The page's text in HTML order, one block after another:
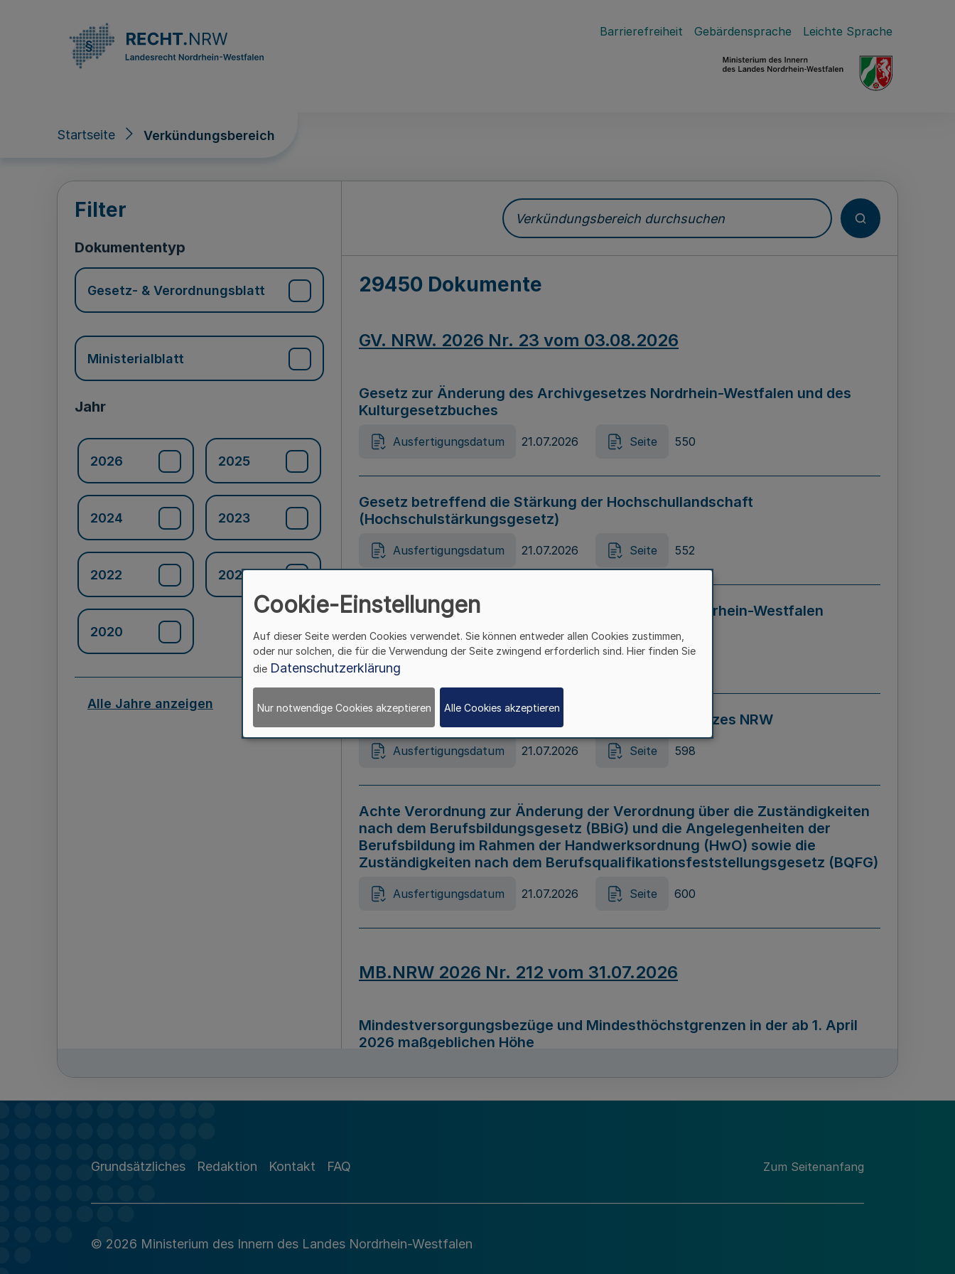
Barrierefreiheit Gebärdensprache Leichte Sprache
Startseite Verkündungsbereich
Verkündungsbereich
Filter
Dokumententyp
Gesetz- & Verordnungsblatt
Ministerialblatt
Jahr
2026 2025
2024 2023
2022 2021
2020
Alle Jahre anzeigen
Verkündungsbereich durchsuchen
29450 Dokumente
GV. NRW. 2026 Nr. 23 vom 03.08.2026
Gesetz zur Änderung des Archivgesetzes Nordrhein-Westfalen und des
Kulturgesetzbuches
Ausfertigungsdatum 21.07.2026 Seite 550
Gesetz betreffend die Stärkung der Hochschullandschaft
(Hochschulstärkungsgesetz)
Ausfertigungsdatum 21.07.2026 Seite 552
Gesetz zur Vermeidung von Diskriminierung in Nordrhein-Westfalen
(Landesantidiskriminierungsgesetz – LADG NRW)
Ausfertigungsdatum 21.07.2026 Seite 595
Gesetz zur Änderung des Online-Casinospiel Gesetzes NRW
Ausfertigungsdatum 21.07.2026 Seite 598
Achte Verordnung zur Änderung der Verordnung über die Zuständigkeiten
nach dem Berufsbildungsgesetz (BBiG) und die Angelegenheiten der
Berufsbildung im Rahmen der Handwerksordnung (HwO) sowie die
Zuständigkeiten nach dem Berufsqualifikationsfeststellungsgesetz (BQFG)
Ausfertigungsdatum 21.07.2026 Seite 600
MB.NRW 2026 Nr. 212 vom 31.07.2026
Mindestversorgungsbezüge und Mindesthöchstgrenzen in der ab 1. April
2026 maßgeblichen Höhe
Richtlinie zur Durchführung des Förderprogramms „Mittelstand Innovativ &
Grundsätzliches Redaktion Kontakt FAQ Zum Seitenanfang
© 2026 Ministerium des Innern des Landes Nordrhein-Westfalen
Cookie-Einstellungen
Auf dieser Seite werden Cookies verwendet. Sie können entweder allen Cookies zustimmen,
oder nur solchen, die für die Verwendung der Seite zwingend erforderlich sind. Hier finden Sie
die Datenschutzerklärung
Nur notwendige Cookies akzeptieren Alle Cookies akzeptieren